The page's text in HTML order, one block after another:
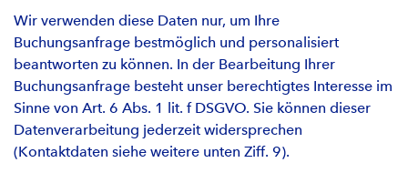
Wir verwenden diese Daten nur, um Ihre
Buchungsanfrage bestmöglich und personalisiert
beantworten zu können. In der Bearbeitung Ihrer
Buchungsanfrage besteht unser berechtigtes Interesse im
Sinne von Art. 6 Abs. 1 lit. f DSGVO. Sie können dieser
Datenverarbeitung jederzeit widersprechen
(Kontaktdaten siehe weitere unten Ziff. 9).